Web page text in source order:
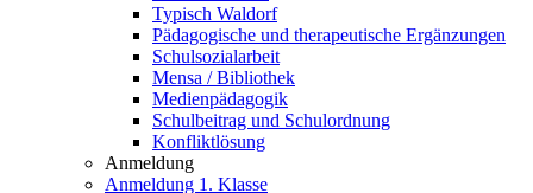
Typisch Waldorf
Pädagogische und therapeutische Ergänzungen
Schulsozialarbeit
Mensa / Bibliothek
Medienpädagogik
Schulbeitrag und Schulordnung
Konfliktlösung
Anmeldung
Anmeldung 1. Klasse